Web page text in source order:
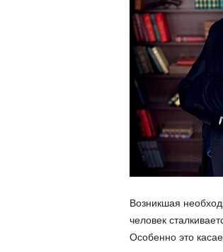
Возникшая
человек
Особенно это